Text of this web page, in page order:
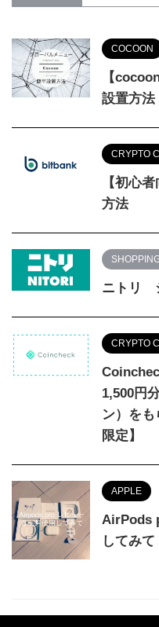
COCOON
【
設置方法
CRYPTO
【初心
方法
ニトリ
CRYPTO
1,500円
ン）を
限定】
APPLE
AirPods
してみて